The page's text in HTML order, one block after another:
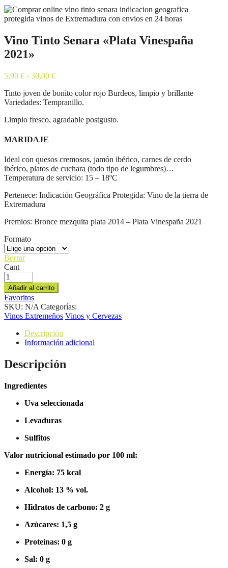
Vino Tinto Senara «Plata Vinespaña
2021»
5,90 € - 30,00 €Rango
precios:
desde
hasta
Tinto joven de bonito color rojo Burdeos, limpio y brillante
Variedades: Tempranillo.
Limpio fresco, agradable postgusto.
MARIDAJE
Ideal con quesos cremosos, jamón ibérico, carnes de cerdo
ibérico, platos de cuchara (todo tipo de legumbres)…
Temperatura de servicio: 15 – 18ºC
Pertenece: Indicación Geográfica Protegida: Vino de la tierra de
Extremadura
Premios: Bronce mezquita plata 2014 – Plata Vinespaña 2021
Formato
Borrar
Cant
Añadir al carrito
Favoritos
SKU: N/ACategorías:
Vinos Extremeños Vinos y Cervezas
Descripción
Información adicional
Descripción
Ingredientes
Uva seleccionada
Levaduras
Sulfitos
Valor nutricional estimado por 100 ml:
Energía: 75 kcal
Alcohol: 13 % vol.
Hidratos de carbono: 2 g
Azúcares: 1,5 g
Proteínas: 0 g
Sal: 0 g